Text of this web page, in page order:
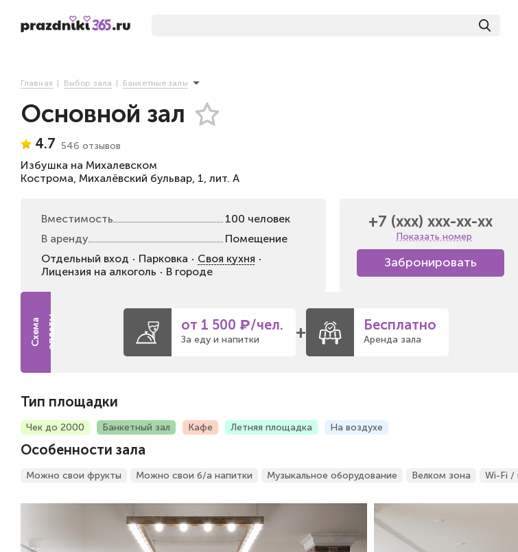
Главная Выбор зала Банкетные залы
Основной зал
4.7 546 отзывов
Избушка на Михалевском
Кострома, Михалёвский бульвар, 1, лит. А
Вместимость
100 человек
В аренду
Помещение
Отдельный вход
Парковка
Своя кухня
Лицензия на алкоголь
В городе
от 1 500 ₽/чел.
За еду и напитки + Бесплатно
Аренда зала
+7 (xxx) xxx-xx-xx
Показать номер
Забронировать
Тип площадки
Чек до 2000 Банкетный зал Кафе Летняя площадка На воздухе
Особенности зала
Можно свои фрукты Можно свои б/а напитки Музыкальное оборудование Велком зона Wi-Fi /